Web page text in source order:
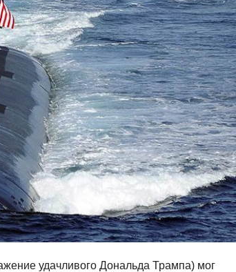
удачливого Дональда Трампа) мог